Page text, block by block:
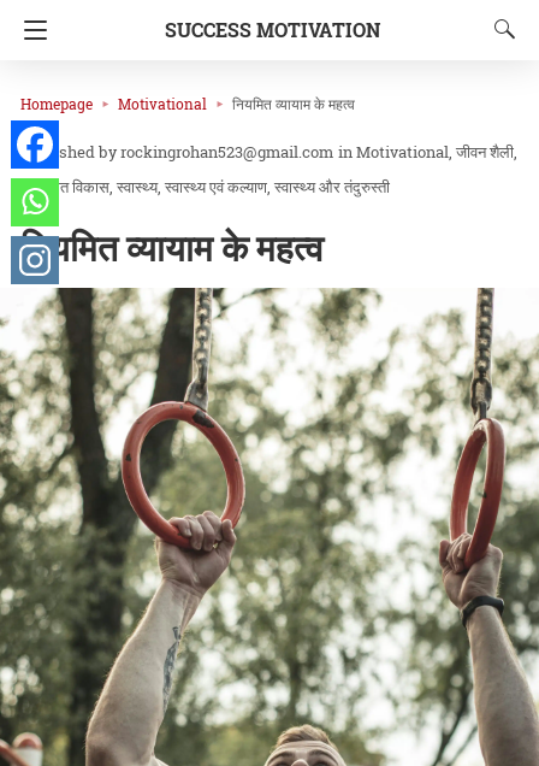
SUCCESS MOTIVATION
Homepage Motivational नियमित व्यायाम के महत्व
rockingrohan523@gmail.com inMotivational जीवन शैली
व्यक्तिगत विकास स्वास्थ्य स्वास्थ्य एवं कल्याण स्वास्थ्य और तंदुरुस्ती
नियमित व्यायाम के महत्व